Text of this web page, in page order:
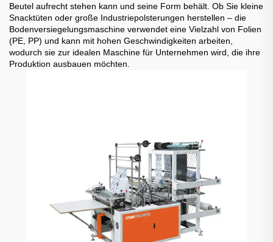
Beutel aufrecht stehen kann und seine Form behält. Ob Sie kleine
Snacktüten oder große Industriepolsterungen herstellen – die
Bodenversiegelungsmaschine verwendet eine Vielzahl von Folien
(PE, PP) und kann mit hohen Geschwindigkeiten arbeiten,
wodurch sie zur idealen Maschine für Unternehmen wird, die ihre
Produktion ausbauen möchten.